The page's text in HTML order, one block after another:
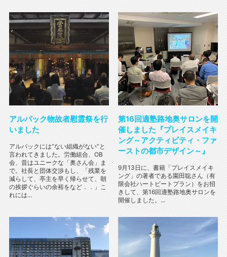
アルパック物故者慰霊祭を行
いました
アルパックには“ない組織がない”と
言われてきました。労働組合、OB
会、昔はユニークな「奥さん会」ま
で。社長と団体交渉もし、「残業を
減らして、亭主を早く帰らせて、朝
の挨拶ぐらいの余裕をなど．．」こ
れには...
第16回適塾路地奥サロンを開
催しました『プレイスメイキ
ング～アクティビティ・ファ
ーストの都市デザイン～』
9月13日に、書籍「プレイスメイキ
ング」の著者である園田聡さん（有
限会社ハートビートプラン）をお招
きして、第16回適塾路地奥サロンを
開催しました。...